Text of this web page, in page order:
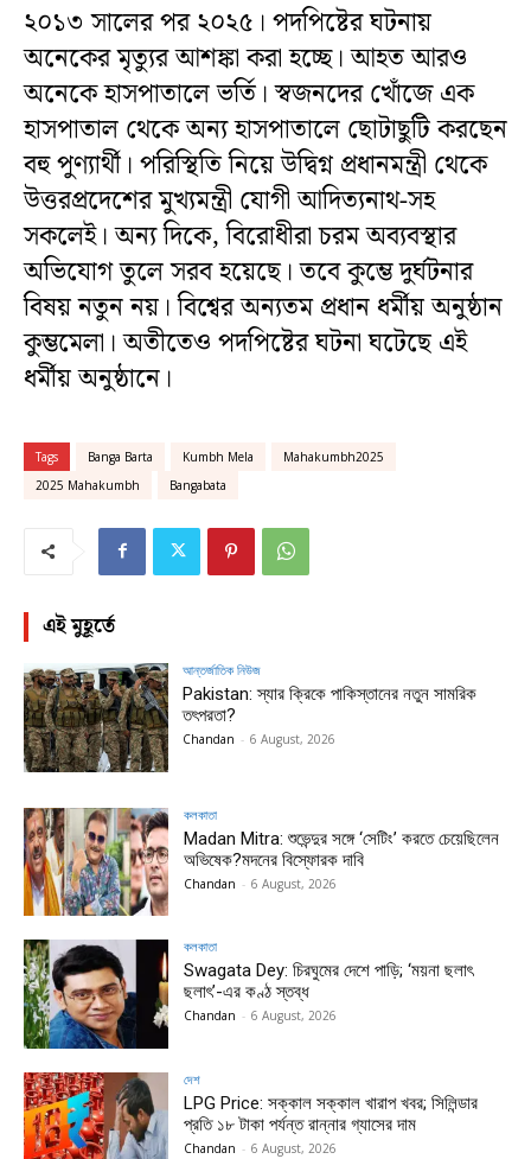
২০১৩ সালের পর ২০২৫। পদপিষ্টের ঘটনায়
অনেকের মৃত্যুর আশঙ্কা করা হচ্ছে। আহত আরও
অনেকে হাসপাতালে ভর্তি। স্বজনদের খোঁজে এক
হাসপাতাল থেকে অন্য হাসপাতালে ছোটাছুটি করছেন
বহু পুণ্যার্থী। পরিস্থিতি নিয়ে উদ্বিগ্ন প্রধানমন্ত্রী থেকে
উত্তরপ্রদেশের মুখ্যমন্ত্রী যোগী আদিত্যনাথ-সহ
সকলেই। অন্য দিকে, বিরোধীরা চরম অব্যবস্থার
অভিযোগ তুলে সরব হয়েছে। তবে কুম্ভে দুর্ঘটনার
বিষয় নতুন নয়। বিশ্বের অন্যতম প্রধান ধর্মীয় অনুষ্ঠান
কুম্ভমেলা। অতীতেও পদপিষ্টের ঘটনা ঘটেছে এই
ধর্মীয় অনুষ্ঠানে।
Tags Banga Barta Kumbh Mela
Mahakumbh2025
2025 Mahakumbh
Bangabata
এই মুহূর্তে
আন্তর্জাতিক নিউজ
Pakistan: স্যার ক্রিকে পাকিস্তানের নতুন সামরিক
তৎপরতা?
Chandan - 6 August, 2026
কলকাতা
Madan Mitra: শুভেন্দুর সঙ্গে ‘সেটিং’ করতে চেয়েছিলেন
অভিষেক?মদনের বিস্ফোরক দাবি
Chandan - 6 August, 2026
কলকাতা
Swagata Dey: চিরঘুমের দেশে পাড়ি; ‘ময়না ছলাৎ
ছলাৎ’-এর কণ্ঠ স্তব্ধ
Chandan - 6 August, 2026
দেশ
LPG Price: সক্কাল সক্কাল খারাপ খবর; সিলিন্ডার
প্রতি ১৮ টাকা পর্যন্ত রান্নার গ্যাসের দাম
Chandan - 6 August, 2026